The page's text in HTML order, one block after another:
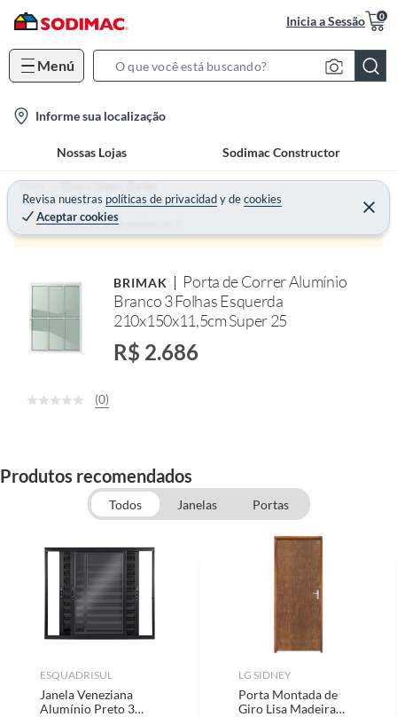
Inicia a Sessão 0
Menú
S
c
h
B
r
a
o
Informe sua localização
Nossas Lojas Sodimac Constructor
Revisa nuestras políticas de privacidadydecookies
Aceptar cookies
Home Pisos e Tintas - Portas
Produto sem estoque :(
BRIMAK
Porta de Correr Alumínio
Branco 3 Folhas Esquerda
210x150x11,5cm Super 25
R$ 2.686
(0)
Produtos recomendados
Todos Janelas Portas
ESQUADRISUL
Janela Veneziana
Alumínio Preto 3
LG SIDNEY
Porta Montada de
Giro Lisa Madeira